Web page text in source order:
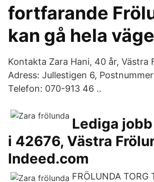
fortfarande
kan gå hela
Kontakta Zara Hani, 40 år, Västra
Adress: Jullestigen 6,
Telefon: 070-913 46 ..
Lediga
i 42676, Västra
Indeed.com
FRÖLUNDA